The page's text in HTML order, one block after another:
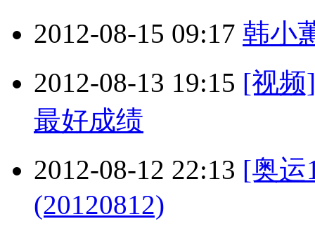
2012-08-15 09:17 韩小
2012-08-13 19:15 [视频
最好成绩
2012-08-12 22:13 [奥运
(20120812)